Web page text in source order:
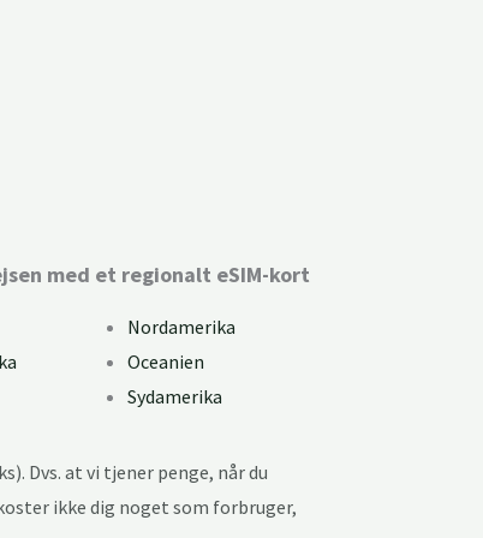
med et regionalt eSIM-kort
Nordamerika
Oceanien
Sydamerika
Dvs. at vi tjener penge, når du
ikke dig noget som forbruger,